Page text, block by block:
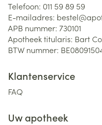
Telefoon: 011 59 89 59
E-mailadres: bestel@
APB nummer: 730101
Apotheek titularis: Bart
BTW nummer:
Klantenservice
FAQ
Uw apotheek